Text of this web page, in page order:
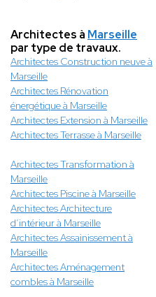
Architectes à Marseille
par type de travaux.
Architectes Construction neuve à
Marseille
Architectes Rénovation
énergétique à Marseille
Architectes Extension à Marseille
Architectes Terrasse à Marseille
Architectes Transformation à
Marseille
Architectes Piscine à Marseille
Architectes Architecture
d’intérieur à Marseille
Architectes Assainissement à
Marseille
Architectes Aménagement
combles à Marseille